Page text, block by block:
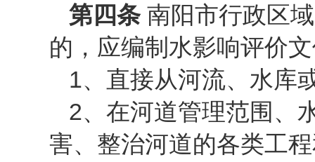
第四条 南阳市行政区
的，应编制水影响评价
1、直接从河流、水库
2、在河道管理范围、
害、整治河道的各类工